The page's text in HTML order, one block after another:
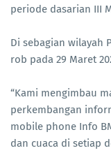
periode dasarian III
Di sebagian wilayah
rob pada 29 Maret
“Kami mengimbau
perkembangan
mobile phone Info
dan cuaca di setiap